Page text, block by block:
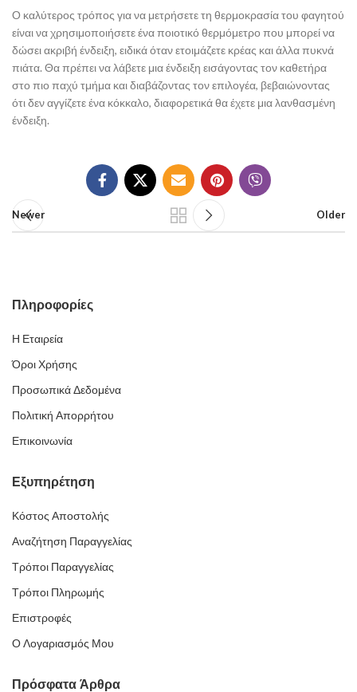
Ο καλύτερος τρόπος για να μετρήσετε τη θερμοκρασία του φαγητού
είναι να χρησιμοποιήσετε ένα ποιοτικό θερμόμετρο που μπορεί να
δώσει ακριβή ένδειξη, ειδικά όταν ετοιμάζετε κρέας και άλλα πυκνά
πιάτα. Θα πρέπει να λάβετε μια ένδειξη εισάγοντας τον καθετήρα
στο πιο παχύ τμήμα και διαβάζοντας τον επιλογέα, βεβαιώνοντας
ότι δεν αγγίζετε ένα κόκκαλο, διαφορετικά θα έχετε μια λανθασμένη
ένδειξη.
Newer Older
Πληροφορίες
Η Εταιρεία
Όροι Χρήσης
Προσωπικά Δεδομένα
Πολιτική Απορρήτου
Επικοινωνία
Εξυπηρέτηση
Κόστος Αποστολής
Αναζήτηση Παραγγελίας
Τρόποι Παραγγελίας
Τρόποι Πληρωμής
Επιστροφές
Ο Λογαριασμός Μου
Πρόσφατα Άρθρα